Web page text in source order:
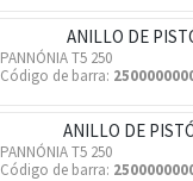
ANILLO DE
PANNÓNIA T5 250
Código de barra:
ANILLO DE
PANNÓNIA T5 250
Código de barra: